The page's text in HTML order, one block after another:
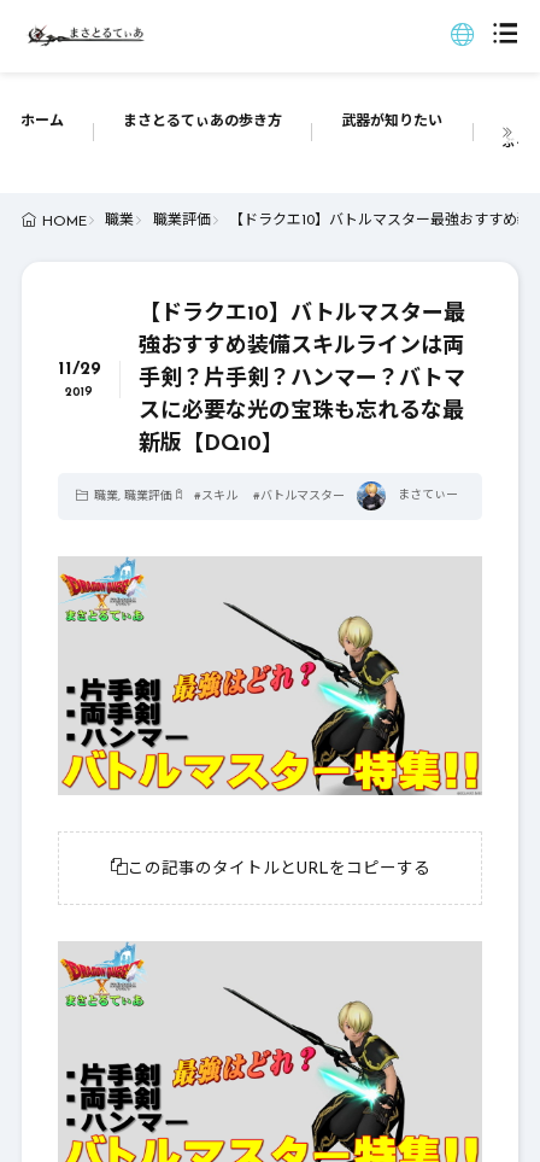
ホーム まさとるてぃあの歩き方 武器が知りたい
ぶっ
HOME 職業 職業評価 【ドラクエ10】バトルマスター最強おすすめ
11/29
2019
【ドラクエ10】バトルマスター最
強おすすめ装備スキルラインは両
手剣？片手剣？ハンマー？バトマ
スに必要な光の宝珠も忘れるな最
新版【DQ10】
職業, 職業評価 #スキル #バトルマスター まさてぃー
この記事のタイトルとURLをコピーする